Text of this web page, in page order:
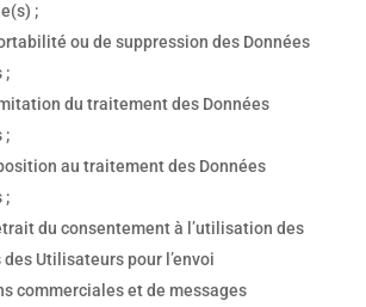
;
ou de suppression des Données
;
du traitement des Données
;
au traitement des Données
;
du consentement à l’utilisation des
Utilisateurs pour l’envoi
commerciales et de messages